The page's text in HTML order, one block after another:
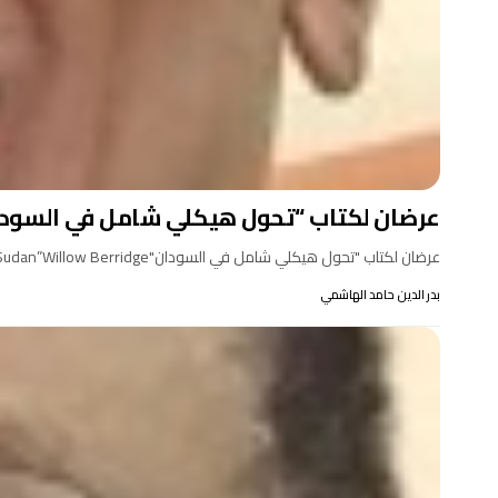
عرضان لكتاب “تحول هيكلي شامل في
عرضان لكتاب "تحول هيكلي شامل في السودان"Review of the book: “Transforming Sudan”Willow Berridge ويلي بييريدجZhe Yu Lee زي…
بدر الدين حامد الهاشمي